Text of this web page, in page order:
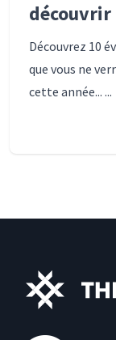
découvrir
Découvrez 10
que vous ne
cette année... ...